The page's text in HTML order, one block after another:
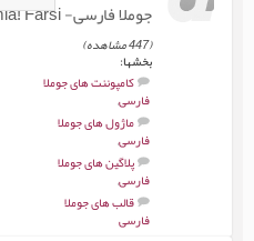
جوملا فارسی- Joomla! Farsi
(447 مشاهده)
بخشها:
کامپوننت های جوملا
فارسی,
ماژول های جوملا
فارسی,
پلاگین های جوملا
فارسی,
قالب های جوملا
فارسی